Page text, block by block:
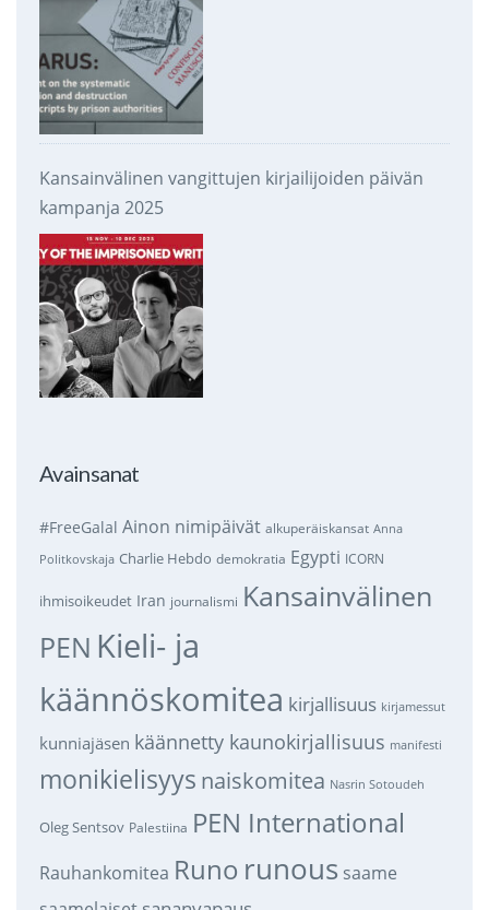
Kansainvälinen vangittujen kirjailijoiden päivän
kampanja 2025
Avainsanat
#FreeGalal Ainon nimipäivät alkuperäiskansat Anna
Politkovskaja Charlie Hebdo demokratia Egypti ICORN
ihmisoikeudet Iran journalismi Kansainvälinen
PEN Kieli- ja
käännöskomitea kirjallisuus kirjamessut
kunniajäsen käännetty kaunokirjallisuus manifesti
monikielisyys naiskomitea Nasrin Sotoudeh
Oleg Sentsov Palestiina PEN International
Rauhankomitea Runo runous saame